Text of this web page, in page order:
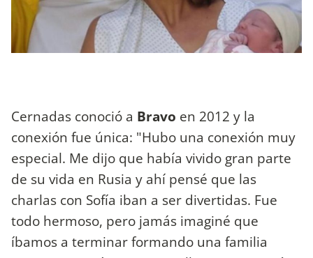
Cernadas conoció a Bravo en 2012 y la
conexión fue única: "Hubo una conexión muy
especial. Me dijo que había vivido gran parte
de su vida en Rusia y ahí pensé que las
charlas con Sofía iban a ser divertidas. Fue
todo hermoso, pero jamás imaginé que
íbamos a terminar formando una familia